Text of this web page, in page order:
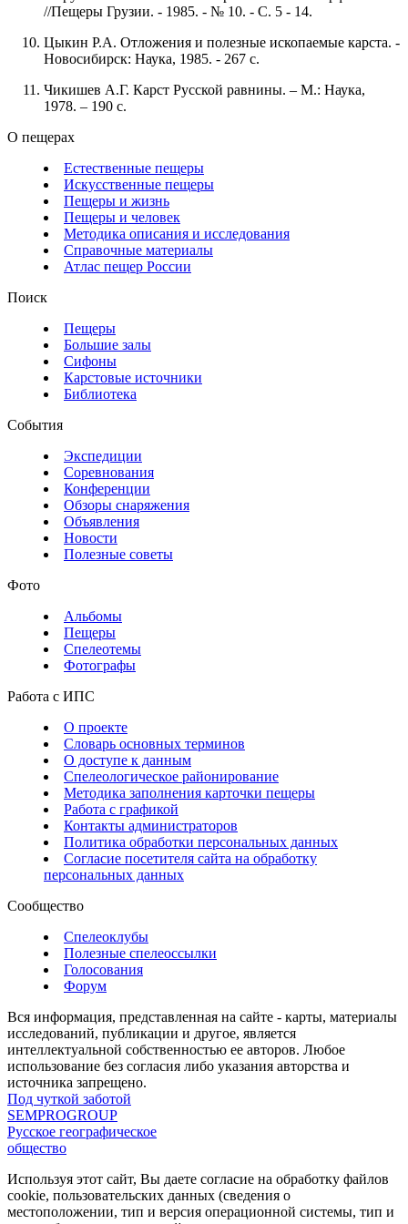
//Пещеры Грузии. - 1985. - № 10. - С. 5 - 14.
Цыкин Р.А. Отложения и полезные ископаемые карста. -
Новосибирск: Наука, 1985. - 267 с.
Чикишев А.Г. Карст Русской равнины. – М.: Наука,
1978. – 190 с.
О пещерах
Естественные пещеры
Искусственные пещеры
Пещеры и жизнь
Пещеры и человек
Методика описания и исследования
Справочные материалы
Атлас пещер России
Поиск
Пещеры
Большие залы
Сифоны
Карстовые источники
Библиотека
События
Экспедиции
Соревнования
Конференции
Обзоры снаряжения
Объявления
Новости
Полезные советы
Фото
Альбомы
Пещеры
Спелеотемы
Фотографы
Работа с ИПС
О проекте
Словарь основных терминов
О доступе к данным
Спелеологическое районирование
Методика заполнения карточки пещеры
Работа с графикой
Контакты администраторов
Политика обработки персональных данных
Согласие посетителя сайта на обработку
персональных данных
Сообщество
Спелеоклубы
Полезные спелеоссылки
Голосования
Форум
Вся информация, представленная на сайте - карты, материалы
исследований, публикации и другое, является
интеллектуальной собственностью ее авторов. Любое
использование без согласия либо указания авторства и
источника запрещено.
Под чуткой заботой
SEMPROGROUP
Русское географическое
общество
Используя этот сайт, Вы даете согласие на обработку файлов
cookie, пользовательских данных (сведения о
местоположении, тип и версия операционной системы, тип и